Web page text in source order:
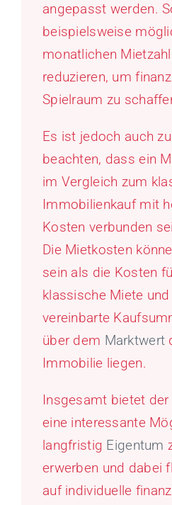
angepasst werden.
beispielsweise
monatlichen
reduzieren, um
Spielraum zu
Es ist jedoch auch zu
beachten, dass ein
im Vergleich zum
Immobilienkauf mit
Kosten verbunden
Die Mietkosten
sein als die Kosten
klassische Miete
vereinbarte
über dem Marktwert
Immobilie liegen.
Insgesamt bietet
eine interessante
langfristig Eigentum
erwerben und dabei
auf individuelle